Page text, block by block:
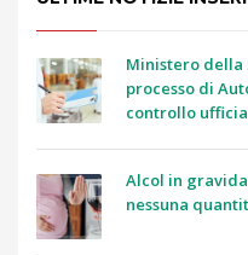
Ministero della
processo di
controllo
Alcol in
nessuna